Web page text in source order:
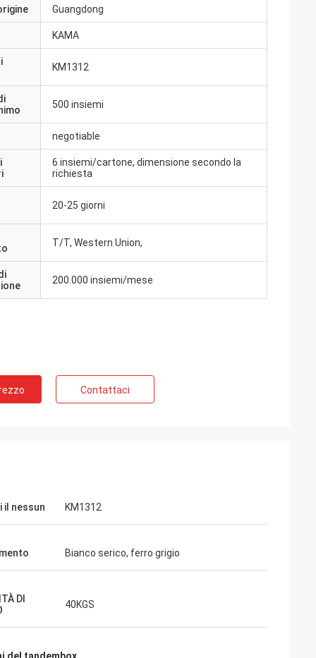
Guangdong
KAMA
KM1312
500 insiemi
negotiable
6 insiemi/cartone, dimensione secondo la
richiesta
20-25 giorni
T/T, Western Union,
200.000 insiemi/mese
Contattaci
il nessun KM1312
Bianco serico, ferro grigio
DI
40KGS